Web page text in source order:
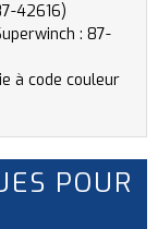
42616)
: 87-
à code couleur
POUR